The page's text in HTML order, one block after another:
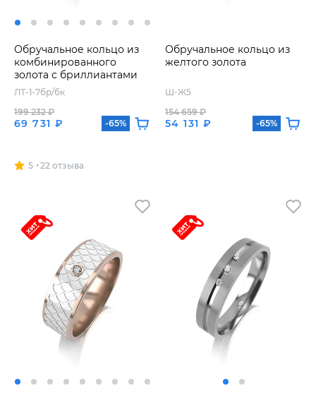
Обручальное кольцо из
комбинированного
золота с бриллиантами
ЛТ-1-7бр/бк
69 731 ₽
199 232 ₽
-65%
5 22 отзыва
Обручальное кольцо из
желтого золота
Ш-Ж5
54 131 ₽
154 659 ₽
-65%